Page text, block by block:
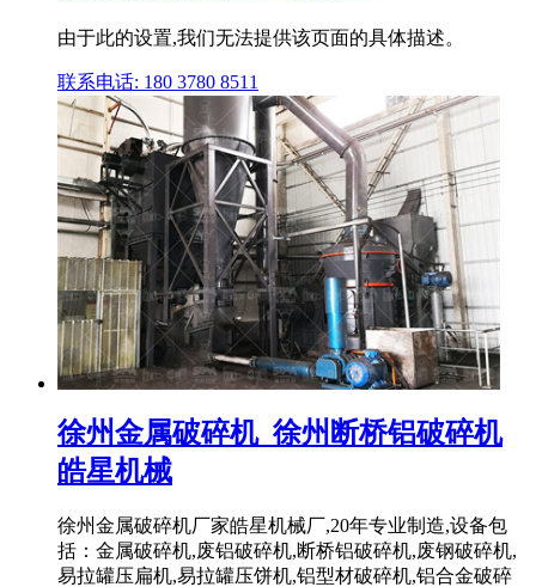
由于此的设置,我们无法提供该页面的具体描述。
联系电话: 180 3780 8511
徐州金属破碎机_徐州断桥铝破碎机
皓星机械
徐州金属破碎机厂家皓星机械厂,20年专业制造,设备包
括：金属破碎机,废铝破碎机,断桥铝破碎机,废钢破碎机,
易拉罐压扁机,易拉罐压饼机,铝型材破碎机,铝合金破碎